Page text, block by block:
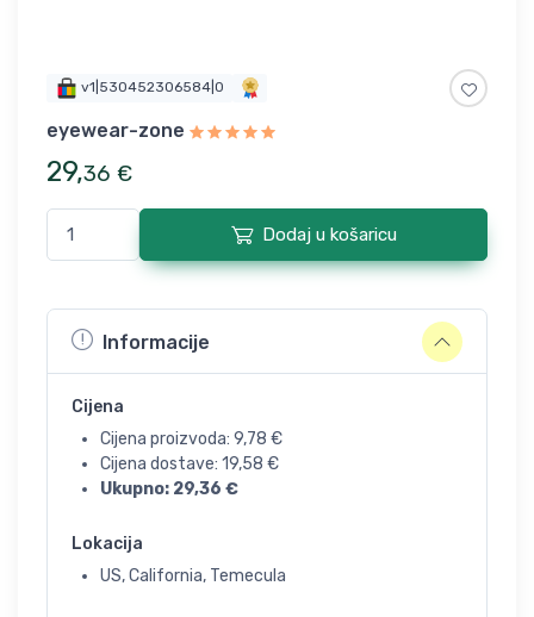
v1|530452306584|0
eyewear-zone
29,36 €
Dodaj u košaricu
Informacije
Cijena
Cijena proizvoda: 9,78 €
Cijena dostave: 19,58 €
Ukupno: 29,36 €
Lokacija
US, California, Temecula